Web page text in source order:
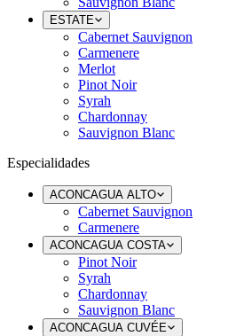
ESTATE
Cabernet Sauvignon
Carmenere
Merlot
Pinot Noir
Syrah
Chardonnay
Sauvignon Blanc
Especialidades
ACONCAGUA ALTO
Cabernet Sauvignon
Carmenere
ACONCAGUA COSTA
Pinot Noir
Syrah
Chardonnay
Sauvignon Blanc
ACONCAGUA CUVÉE